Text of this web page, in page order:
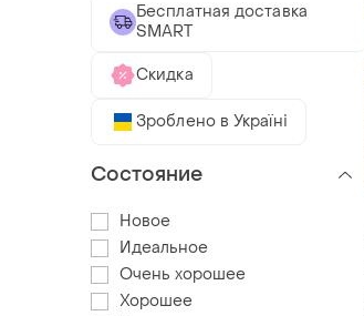
Бесплатная доставка
SMART
Скидка
Зроблено в Україні
Состояние
Новое
Идеальное
Очень хорошее
Хорошее